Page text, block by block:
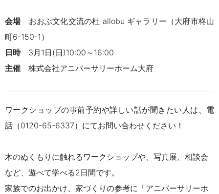
会場 おおぶ文化交流の杜 allobu ギャラリー（大府市柊山
町6-150-1）
日時3月1日(日)10:00～16:00
主催 株式会社アニバーサリーホーム大府
ワークショップの事前予約や詳しい話が聞きたい人は、電
話（0120-65-6337）にてお問い合わせください！
木のぬくもりに触れるワークショップや、写真展、相談会
など、遊べて学べる2日間です。
家族でのお出かけ、家づくりの参考に「アニバーサリーホ